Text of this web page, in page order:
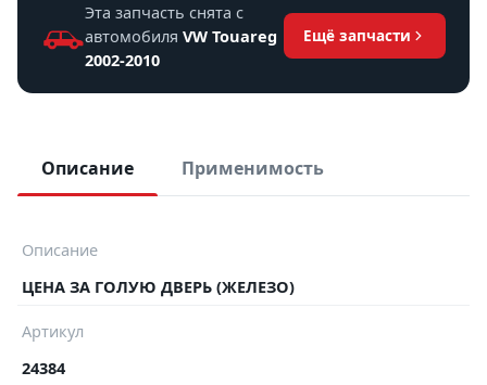
Эта запчасть снята с
автомобиля VW Touareg
2002-2010
Ещё запчасти
Описание Применимость
Описание
ЦЕНА ЗА ГОЛУЮ ДВЕРЬ (ЖЕЛЕЗО)
Артикул
24384